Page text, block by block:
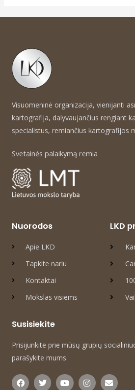
Visuomeninė organizacija, vienijanti
kartografija, dalyvaujančius rengiant
specialistus, remiančius kartografijos
Svetainės palaikymą remia
Nuorodos
Apie LKD
Tapkite nariu
Kontaktai
Mokslas visiems
LKD
Susisiekite
Prisijunkite prie mūsų grupių
parašykite mums.
F
a
T
w
Y
o
I
n
E
n